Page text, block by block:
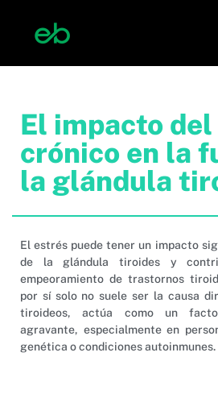
El impacto
crónico en la
la glándula
El estrés puede tener un impacto
de la glándula tiroides y
empeoramiento de trastornos
por sí solo no suele ser la causa
tiroideos, actúa como un
agravante, especialmente en
genética o condiciones autoinmunes.